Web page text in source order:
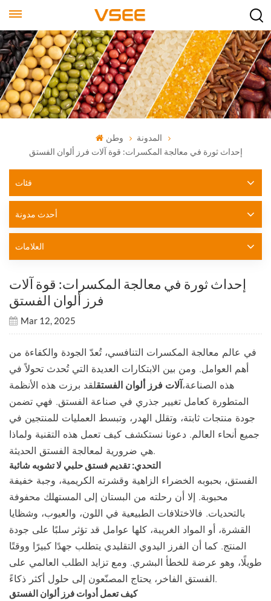
وطن
المدونة
إحداث ثورة في معالجة المكسرات: قوة آلات فرز ألوان الفستق
فئات
أحدث مدونة
العلامات
إحداث ثورة في معالجة المكسرات: قوة آلات
فرز ألوان الفستق
Mar 12, 2025
في عالم معالجة المكسرات التنافسي، تُعدّ الجودة والكفاءة من
أهم العوامل. ومن بين الابتكارات العديدة التي تُحدث تحولاً في
هذه الصناعة،آلات فرز ألوان الفستقلقد برزت هذه الأنظمة
المتطورة كعامل تغيير جذري في صناعة الفستق. فهي تضمن
جودة منتجات ثابتة، وتقلل الهدر، وتبسط العمليات للمنتجين في
جميع أنحاء العالم. دعونا نستكشف كيف تعمل هذه التقنية ولماذا
هي ضرورية لمعالجة الفستق الحديثة.
التحدي: تقديم فستق حلبي لا تشوبه شائبة
الفستق، بحبوبه الخضراء الزاهية وقشرته الكريمية، وجبة خفيفة
محبوبة. إلا أن رحلته من البستان إلى المستهلك محفوفة
بالتحديات. فالاختلافات الطبيعية في اللون، والعيوب، وشظايا
القشرة، أو المواد الغريبة، كلها عوامل قد تؤثر سلبًا على جودة
المنتج. كما أن الفرز اليدوي التقليدي يتطلب جهدًا كبيرًا ووقتًا
طويلًا، وهو عرضة للخطأ البشري. ومع تزايد الطلب العالمي على
الفستق الفاخر، يحتاج المصنّعون إلى حلول أكثر ذكاءً.
كيف تعمل أدوات فرز ألوان الفستق